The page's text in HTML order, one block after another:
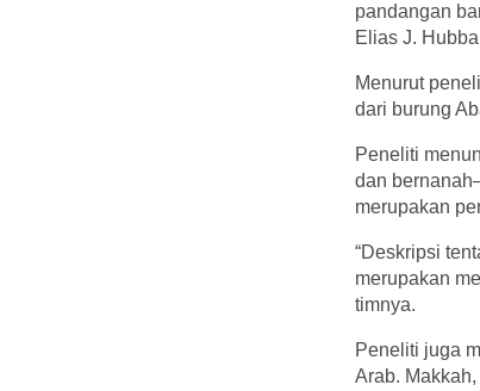
pandangan
Elias J.
Menurut
dari burung
Peneliti
dan
merupakan
“Deskripsi
merupakan
timnya.
Peneliti juga
Arab.